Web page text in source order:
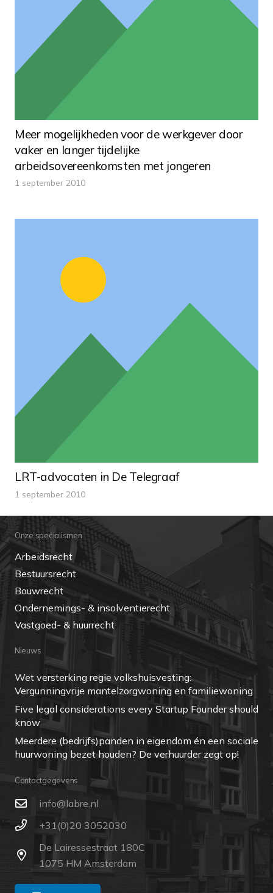
Meer mogelijkheden voor de werkgever door
vaker en langer tijdelijke
arbeidsovereenkomsten met jongeren
1 september 2010
LRT-advocaten in De Telegraaf
1 september 2010
Onze specialismen
Arbeidsrecht
Bestuursrecht
Bouwrecht
Ondernemings- & insolventierecht
Vastgoed- & huurrecht
Nieuws
Wet versterking regie volkshuisvesting:
Vergunningvrije mantelzorgwoning en familiewoning
Five legal considerations every Startup Founder should
know
Meerdere (bedrijfs)panden in eigendom én een sociale
huurwoning bezet houden? De verhuurder zegt op!
Contactgegevens
ln.erbal@ofni
+31(0)20 3052030
De Lairessestraat 180C
1075 HM Amsterdam